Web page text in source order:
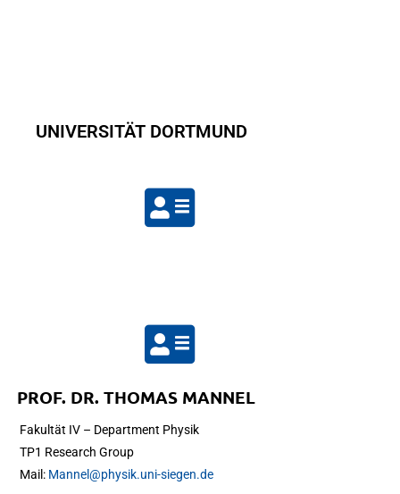
UNIVERSITÄT DORTMUND
PROF. DR. THOMAS MANNEL
Fakultät IV – Department Physik
TP1 Research Group
Mail: Mannel@physik.uni-siegen.de